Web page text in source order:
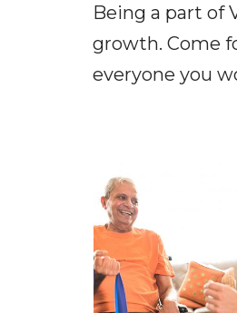
Being a part of
growth. Come
everyone you